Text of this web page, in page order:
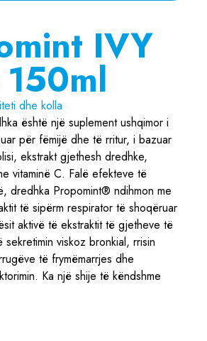
IVY
dhe kolla
është një suplement ushqimor i
për fëmijë dhe të rritur, i bazuar
ekstrakt gjethesh dredhke,
vitaminë C. Falë efekteve të
dredhka Propomint® ndihmon me
të sipërm respirator të shoqëruar
aktivë të ekstraktit të gjetheve të
viskoz bronkial, rrisin
të frymëmarrjes dhe
Ka një shije të këndshme